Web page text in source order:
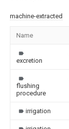
machine-extracted
Name
excretion
flushing
procedure
irrigation